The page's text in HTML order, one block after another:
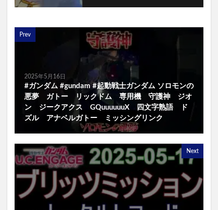
Prev
2025年5月16日
#ガンダム #gundam #起動戦士ガンダム ソロモンの
悪夢 ガトー リックドム 専用機 守護神 ジオ
ン ジークアクス GQuuuuuuX 四文字熟語 ド
ズル アナベルガトー ミッシングリンク
Next